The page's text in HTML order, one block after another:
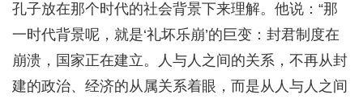
孔子放在那个时代的社会背景下来理解。他说：“那
一时代背景呢，就是‘礼坏乐崩’的巨变：封君制度在
崩溃，国家正在建立。人与人之间的关系，不再从封
建的政治、经济的从属关系着眼，而是从人与人之间